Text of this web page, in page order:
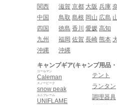
関西
滋賀 京都 大阪 兵庫
中国
鳥取 島根 岡山 広島
四国
徳島 香川 愛媛 高知
九州
福岡 佐賀 長崎 熊本
沖縄
沖縄
キャンプギア(キャンプ用品
Caleman
コールマン
snow peak
スノーピーク
UNIFLAME
ユニフレーム
テント
ランタン
調理器具